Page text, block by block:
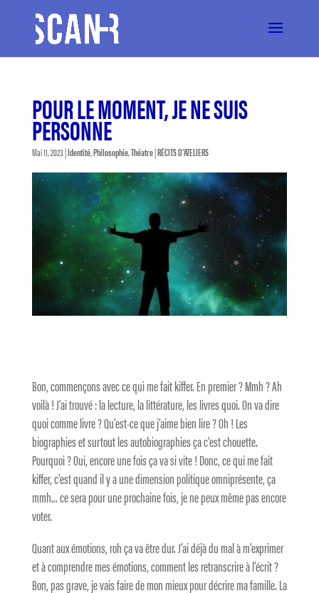
POUR LE MOMENT, JE NE SUIS
PERSONNE
Mai 11, 2023|Identité,Philosophie,Théatre|RÉCITS D'ATELIERS
Bon, commençons avec ce qui me fait kiffer. En premier ? Mmh ? Ah
voilà ! J’ai trouvé : la lecture, la littérature, les livres quoi. On va dire
quoi comme livre ? Qu’est-ce que j’aime bien lire ? Oh ! Les
biographies et surtout les autobiographies ça c’est chouette.
Pourquoi ? Oui, encore une fois ça va si vite ! Donc, ce qui me fait
kiffer, c’est quand il y a une dimension politique omniprésente, ça
mmh… ce sera pour une prochaine fois, je ne peux même pas encore
voter.
Quant aux émotions, roh ça va être dur. J’ai déjà du mal à m’exprimer
et à comprendre mes émotions, comment les retranscrire à l’écrit ?
Bon, pas grave, je vais faire de mon mieux pour décrire ma famille. La